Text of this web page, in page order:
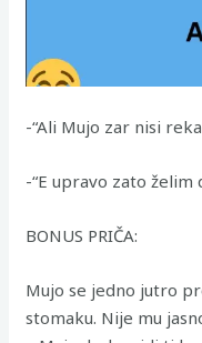
-“Ali Mujo zar nisi
-“E upravo zato želim
BONUS PRIČA:
Mujo se jedno jutro
stomaku. Nije mu